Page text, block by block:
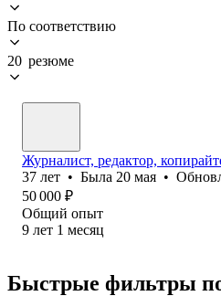
По соответствию
20 резюме
Журналист, редактор,
37 лет • Была 20 мая •
50 000 ₽
Общий опыт
9 лет 1 месяц
Быстрые фильтры